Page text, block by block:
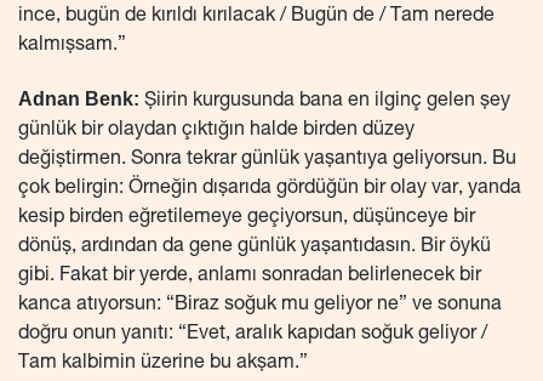
ince, bugün de kırıldı kırılacak / Bugün de / Tam nerede
kalmışsam.”
Adnan Benk: Şiirin kurgusunda bana en ilginç gelen şey
günlük bir olaydan çıktığın halde birden düzey
değiştirmen. Sonra tekrar günlük yaşantıya geliyorsun. Bu
çok belirgin: Örneğin dışarıda gördüğün bir olay var, yanda
kesip birden eğretilemeye geçiyorsun, düşünceye bir
dönüş, ardından da gene günlük yaşantıdasın. Bir öykü
gibi. Fakat bir yerde, anlamı sonradan belirlenecek bir
kanca atıyorsun: “Biraz soğuk mu geliyor ne” ve sonuna
doğru onun yanıtı: “Evet, aralık kapıdan soğuk geliyor /
Tam kalbimin üzerine bu akşam.”